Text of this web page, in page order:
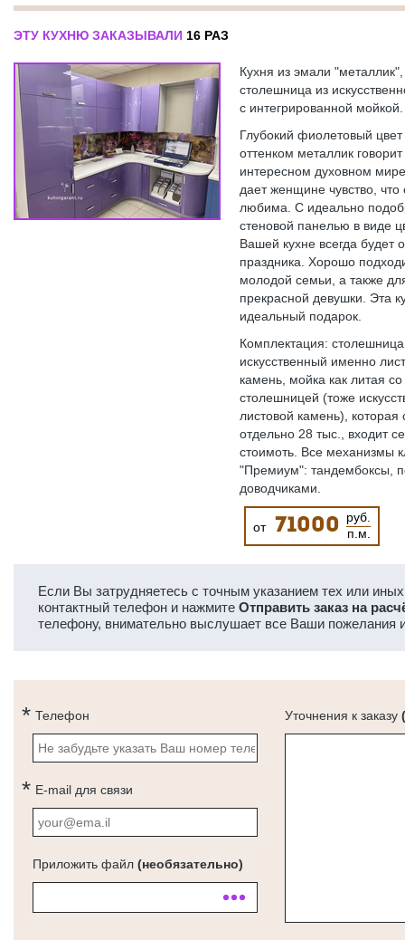
ЭТУ КУХНЮ ЗАКАЗЫВАЛИ 16 РАЗ
Кухня из эмали "металлик",
столешница из
с интегрированной
Глубокий фиолетовый цвет
оттенком металлик
интересном духовном
дает женщине чувство, что
любима. С идеально
стеновой панелью в виде
Вашей кухне всегда будет
праздника. Хорошо
молодой семьи, а также
прекрасной девушки. Эта
идеальный подарок.
Комплектация: столешница
искусственный именно
камень, мойка как литая со
столешницей (тоже
листовой камень), которая
отдельно 28 тыс., входит
стоимоть. Все механизмы
"Премиум": тандембоксы,
доводчиками.
от 71000
руб.
п.м.
Если Вы затрудняетесь с точным указанием тех или
контактный телефон и нажмите Отправить заказ на
телефону, внимательно выслушает все Ваши пожелания
Телефон
E-mail для связи
Приложить файл (необязательно)
Уточнения к заказу